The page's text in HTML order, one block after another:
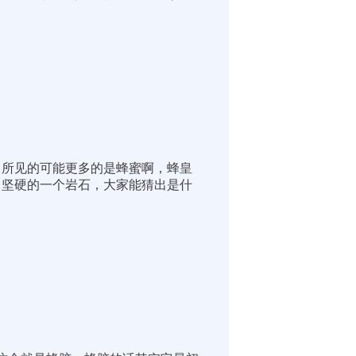
见的可能更多的是蜂蜜啊，蜂皇
硬的一个岩石，大家能猜出是什